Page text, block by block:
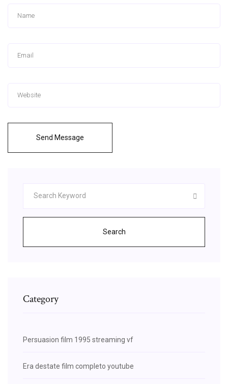
Send Message
Search
Category
Persuasion film 1995 streaming vf
Era destate film completo youtube